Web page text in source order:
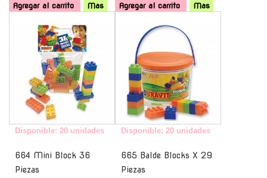
Agregar al carrito Mas Agregar al carrito
Mas
Disponible: 20 unidades
664 Mini Block 36
Piezas
Disponible: 20 unidades
665 Balde Blocks X 29
Piezas